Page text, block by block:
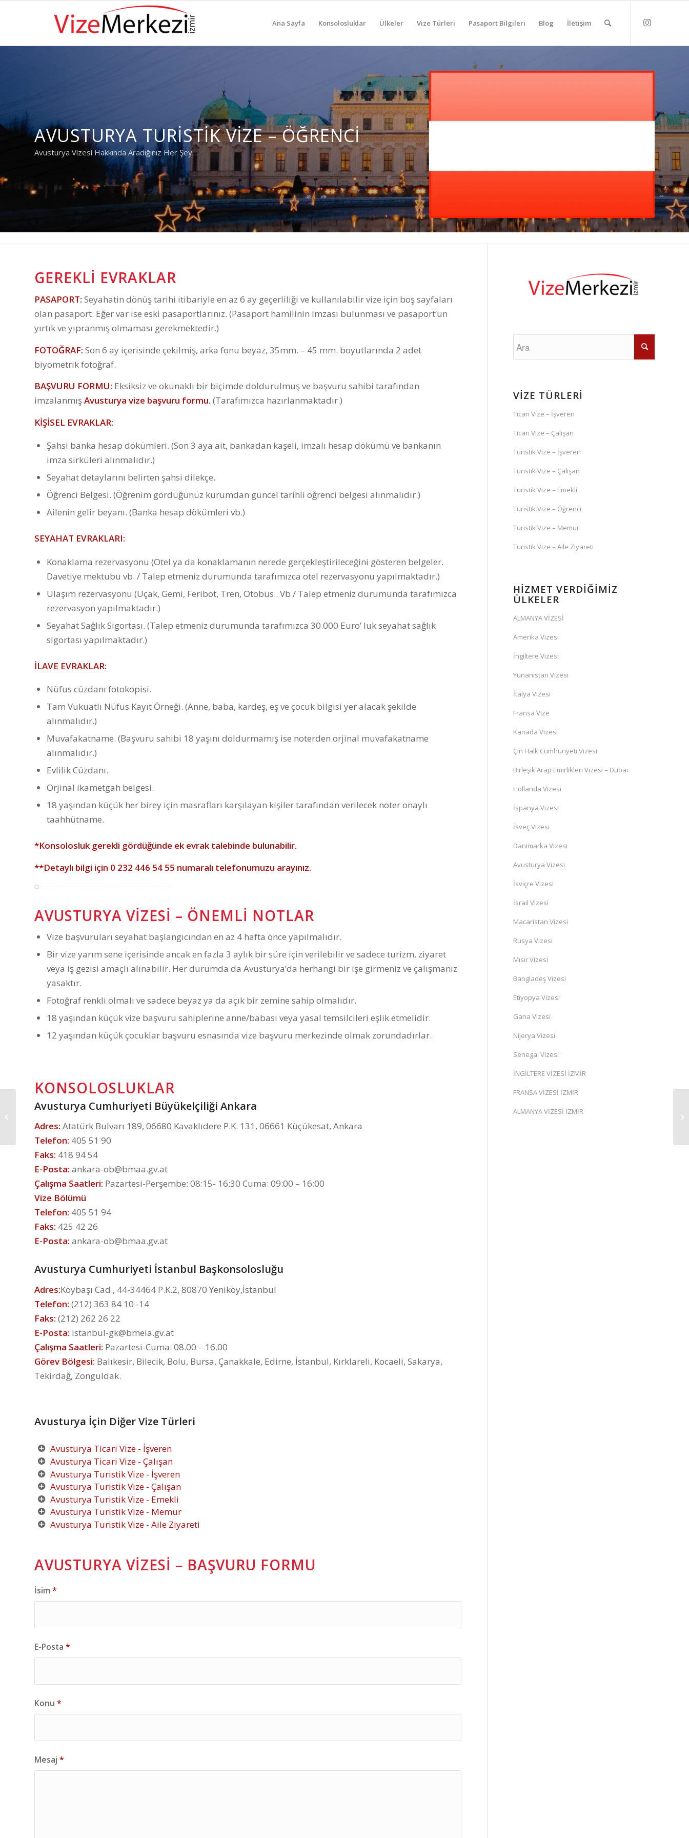
Ana Sayfa Konsolosluklar Ülkeler Vize Türleri Pasaport Bilgileri Blog İletişim
AVUSTURYA TURISTIK VIZE – ÖĞRENCI
Avusturya Vizesi Hakkında Aradığınız Her Şey…
GEREKLI EVRAKLAR
PASAPORT: Seyahatin dönüş tarihi itibariyle en az 6 ay geçerliliği ve kullanılabilir vize için boş sayfaları
olan pasaport. Eğer var ise eski pasaportlarınız. (Pasaport hamilinin imzası bulunması ve pasaport’un
yırtık ve yıpranmış olmaması gerekmektedir.)
FOTOĞRAF: Son 6 ay içerisinde çekilmiş, arka fonu beyaz, 35mm. – 45 mm. boyutlarında 2 adet
biyometrik fotoğraf.
BAŞVURU FORMU: Eksiksiz ve okunaklı bir biçimde doldurulmuş ve başvuru sahibi tarafından
imzalanmışAvusturya vize başvuru formu. (Tarafımızca hazırlanmaktadır.)
KİŞİSEL EVRAKLAR:
Şahsi banka hesap dökümleri. (Son 3 aya ait, bankadan kaşeli, imzalı hesap dökümü ve bankanın
imza sirküleri alınmalıdır.)
Seyahat detaylarını belirten şahsi dilekçe.
Öğrenci Belgesi. (Öğrenim gördüğünüz kurumdan güncel tarihli öğrenci belgesi alınmalıdır.)
Ailenin gelir beyanı. (Banka hesap dökümleri vb.)
SEYAHAT EVRAKLARI:
Konaklama rezervasyonu (Otel ya da konaklamanın nerede gerçekleştirileceğini gösteren belgeler.
Davetiye mektubu vb. / Talep etmeniz durumunda tarafımızca otel rezervasyonu yapılmaktadır.)
Ulaşım rezervasyonu (Uçak, Gemi, Feribot, Tren, Otobüs.. Vb / Talep etmeniz durumunda tarafımızca
rezervasyon yapılmaktadır.)
Seyahat Sağlık Sigortası. (Talep etmeniz durumunda tarafımızca 30.000 Euro’ luk seyahat sağlık
sigortası yapılmaktadır.)
İLAVE EVRAKLAR:
Nüfus cüzdanı fotokopisi.
Tam Vukuatlı Nüfus Kayıt Örneği. (Anne, baba, kardeş, eş ve çocuk bilgisi yer alacak şekilde
alınmalıdır.)
Muvafakatname. (Başvuru sahibi 18 yaşını doldurmamış ise noterden orjinal muvafakatname
alınmalıdır.)
Evlilik Cüzdanı.
Orjinal ikametgah belgesi.
18 yaşından küçük her birey için masrafları karşılayan kişiler tarafından verilecek noter onaylı
taahhütname.
*Konsolosluk gerekli gördüğünde ek evrak talebinde bulunabilir.
**Detaylı bilgi için 0 232 446 54 55 numaralı telefonumuzu arayınız.
AVUSTURYA VIZESI – ÖNEMLI NOTLAR
Vize başvuruları seyahat başlangıcından en az 4 hafta önce yapılmalıdır.
Bir vize yarım sene içerisinde ancak en fazla 3 aylık bir süre için verilebilir ve sadece turizm, ziyaret
veya iş gezisi amaçlı alınabilir. Her durumda da Avusturya’da herhangi bir işe girmeniz ve çalışmanız
yasaktır.
Fotoğraf renkli olmalı ve sadece beyaz ya da açık bir zemine sahip olmalıdır.
18 yaşından küçük vize başvuru sahiplerine anne/babası veya yasal temsilcileri eşlik etmelidir.
12 yaşından küçük çocuklar başvuru esnasında vize başvuru merkezinde olmak zorundadırlar.
KONSOLOSLUKLAR
Avusturya Cumhuriyeti Büyükelçiliği Ankara
Adres: Atatürk Bulvarı 189, 06680 Kavaklıdere P.K. 131, 06661 Küçükesat, Ankara
Telefon: 405 51 90
Faks: 418 94 54
E-Posta: ankara-ob@bmaa.gv.at
Çalışma Saatleri: Pazartesi-Perşembe: 08:15- 16:30 Cuma: 09:00 – 16:00
Vize Bölümü
Telefon: 405 51 94
Faks: 425 42 26
E-Posta: ankara-ob@bmaa.gv.at
Avusturya Cumhuriyeti İstanbul Başkonsolosluğu
Adres:Köybaşı Cad., 44-34464 P.K.2, 80870 Yeniköy,İstanbul
Telefon: (212) 363 84 10 -14
Faks: (212) 262 26 22
E-Posta: istanbul-gk@bmeia.gv.at
Çalışma Saatleri: Pazartesi-Cuma: 08.00 – 16.00
Görev Bölgesi: Balıkesir, Bilecik, Bolu, Bursa, Çanakkale, Edirne, İstanbul, Kırklareli, Kocaeli, Sakarya,
Tekirdağ, Zonguldak.
Avusturya İçin Diğer Vize Türleri
Avusturya Ticari Vize - İşveren
Avusturya Ticari Vize - Çalışan
Avusturya Turistik Vize - İşveren
Avusturya Turistik Vize - Çalışan
Avusturya Turistik Vize - Emekli
Avusturya Turistik Vize - Memur
Avusturya Turistik Vize - Aile Ziyareti
AVUSTURYA VIZESI – BAŞVURU FORMU
İsim*
E-Posta *
Konu *
Mesaj *
VİZE TÜRLERİ
Ticari Vize – İşveren
Ticari Vize – Çalışan
Turistik Vize – İşveren
Turistik Vize – Çalışan
Turistik Vize – Emekli
Turistik Vize – Öğrenci
Turistik Vize – Memur
Turistik Vize – Aile Ziyareti
HİZMET VERDİĞİMİZ
ÜLKELER
ALMANYA VİZESİ
Amerika Vizesi
İngiltere Vizesi
Yunanistan Vizesi
İtalya Vizesi
Fransa Vize
Kanada Vizesi
Çin Halk Cumhuriyeti Vizesi
Birleşik Arap Emirlikleri Vizesi – Dubai
Hollanda Vizesi
İspanya Vizesi
İsveç Vizesi
Danimarka Vizesi
Avusturya Vizesi
İsviçre Vizesi
İsrail Vizesi
Macaristan Vizesi
Rusya Vizesi
Mısır Vizesi
Bangladeş Vizesi
Etiyopya Vizesi
Gana Vizesi
Nijerya Vizesi
Senegal Vizesi
İNGİLTERE VİZESİ İZMİR
FRANSA VİZESİ İZMİR
ALMANYA VİZESİ İZMİR
Avusturya Turistik Vize
– Emekli